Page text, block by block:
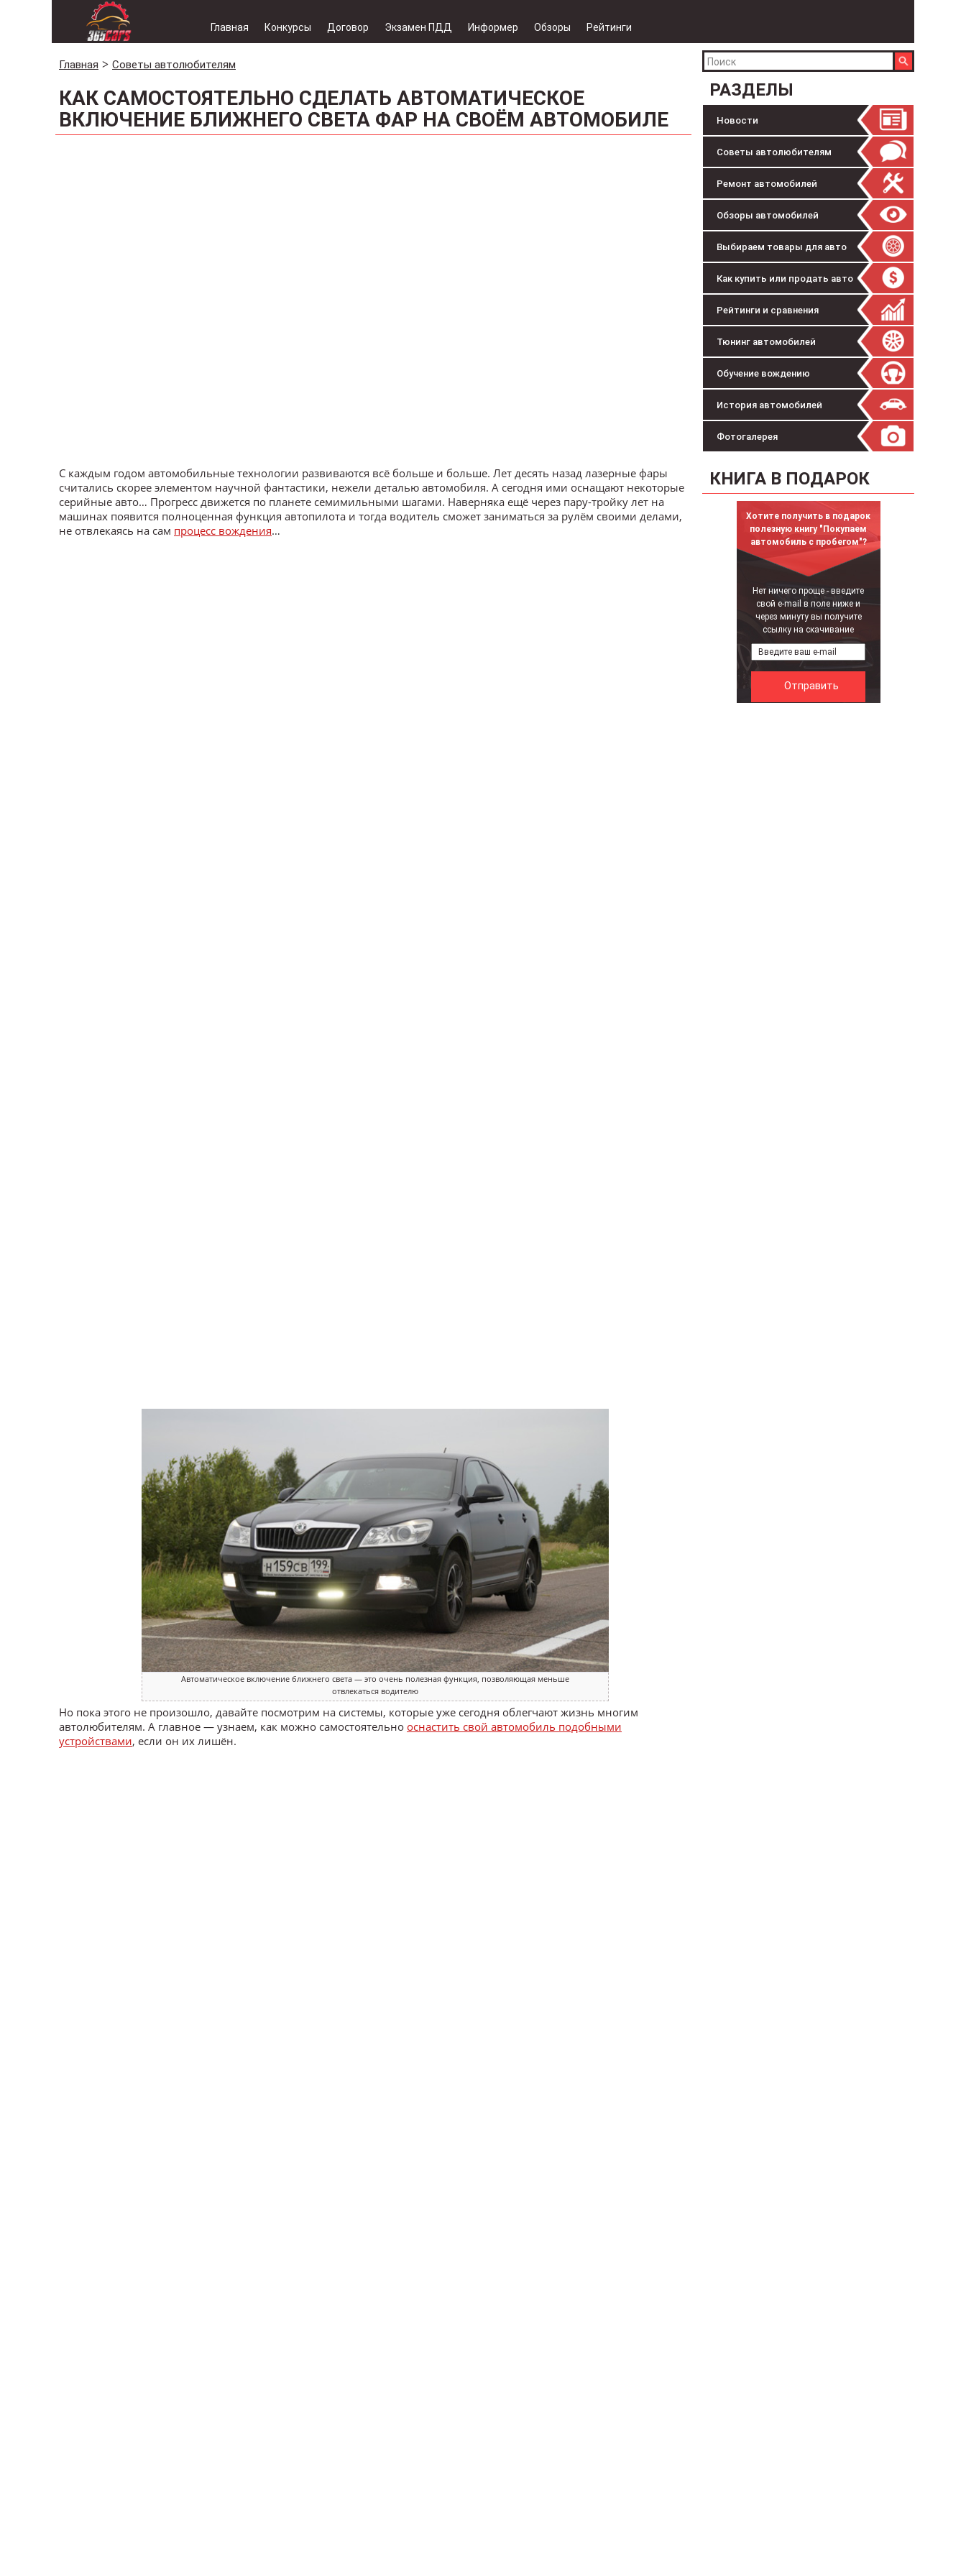
Главная Конкурсы Договор Экзамен ПДД Информер Обзоры Рейтинги
РАЗДЕЛЫ
Новости
Советы автолюбителям
Ремонт автомобилей
Обзоры автомобилей
Выбираем товары для авто
Как купить или продать авто
Рейтинги и сравнения
Тюнинг автомобилей
Обучение вождению
История автомобилей
Фотогалерея
КНИГА В ПОДАРОК
Хотите получить в подарок
полезную книгу "Покупаем
автомобиль с пробегом"?
Нет ничего проще - введите
свой e-mail в поле ниже и
через минуту вы получите
ссылку на скачивание
Главная Советы автолюбителям
КАК САМОСТОЯТЕЛЬНО СДЕЛАТЬ АВТОМАТИЧЕСКОЕ
ВКЛЮЧЕНИЕ БЛИЖНЕГО СВЕТА ФАР НА СВОЁМ АВТОМОБИЛЕ
С каждым годом автомобильные технологии развиваются всё больше и больше. Лет десять назад лазерные фары
считались скорее элементом научной фантастики, нежели деталью автомобиля. А сегодня ими оснащают некоторые
серийные авто… Прогресс движется по планете семимильными шагами. Наверняка ещё через пару-тройку лет на
машинах появится полноценная функция автопилота и тогда водитель сможет заниматься за рулём своими делами,
не отвлекаясь на сам процесс вождения…
Автоматическое включение ближнего света — это очень полезная функция, позволяющая меньше
отвлекаться водителю
Но пока этого не произошло, давайте посмотрим на системы, которые уже сегодня облегчают жизнь многим
автолюбителям. А главное — узнаем, как можно самостоятельно оснастить свой автомобиль подобными
устройствами, если он их лишён.